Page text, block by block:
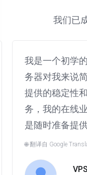
我们已
我是一个初学
务器对我来说
提供的稳定性
务，我的在线
是随时准备提供
🌐 翻译自 Google